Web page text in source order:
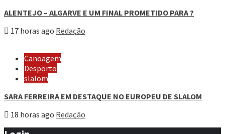
ALENTEJO – ALGARVE E UM FINAL PROMETIDO PARA ?
17 horas ago Redação
Canoagem
Desporto
slalom
SARA FERREIRA EM DESTAQUE NO EUROPEU DE SLALOM
18 horas ago Redação